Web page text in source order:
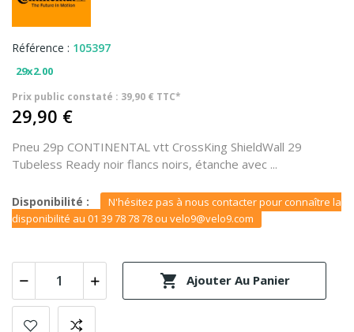
Référence : 105397
29x2.00
Prix public constaté : 39,90 € TTC*
29,90 €
Pneu 29p CONTINENTAL vtt CrossKing ShieldWall 29
Tubeless Ready noir flancs noirs, étanche avec ...
Disponibilité :
N'hésitez pas à nous contacter pour connaître la
disponibilité au 01 39 78 78 78 ou velo9@velo9.com
 Ajouter Au Panier